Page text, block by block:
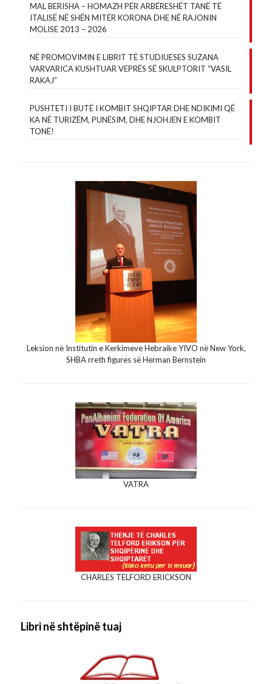
MAL BERISHA – HOMAZH PËR ARBËRESHËT TANË TË
ITALISË NË SHËN MITËR KORONA DHE NË RAJONIN
MOLISE 2013 – 2026
NË PROMOVIMIN E LIBRIT TË STUDIUESES SUZANA
VARVARICA KUSHTUAR VEPRËS SË SKULPTORIT “VASIL
RAKAJ”
PUSHTETI I BUTË I KOMBIT SHQIPTAR DHE NDIKIMI QË
KA NË TURIZËM, PUNËSIM, DHE NJOHJEN E KOMBIT
TONË!
Leksion në Institutin e Kerkimeve Hebraike YIVO në New York,
SHBA rreth figures së Herman Bernstein
VATRA
CHARLES TELFORD ERICKSON
Libri në shtëpinë tuaj